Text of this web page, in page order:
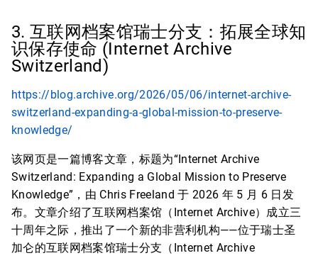
3. 互联网档案馆瑞士分支：拓展全球知
识保存使命 (Internet Archive
Switzerland)
https://blog.archive.org/2026/05/06/internet-archive-
switzerland-expanding-a-global-mission-to-preserve-
knowledge/
该网页是一篇博客文章，标题为“Internet Archive
Switzerland: Expanding a Global Mission to Preserve
Knowledge”，由 Chris Freeland 于 2026 年 5 月 6 日发
布。文章介绍了互联网档案馆（Internet Archive）成立三
十周年之际，推出了一个新的非营利机构——位于瑞士圣
加仑的互联网档案馆瑞士分支（Internet Archive